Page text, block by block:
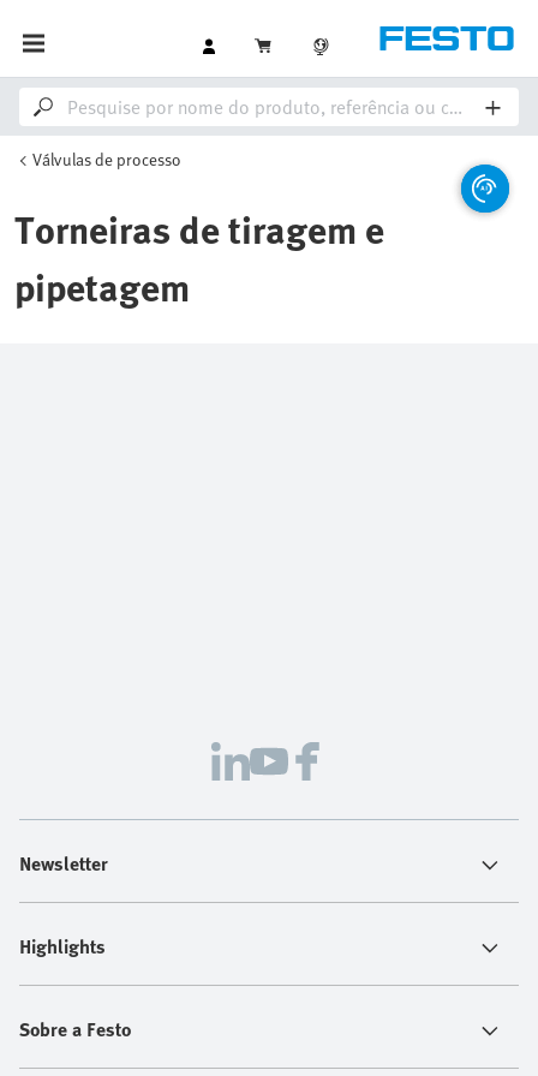
Válvulas de processo
Torneiras de tiragem e
pipetagem
Newsletter
Highlights
Sobre a Festo